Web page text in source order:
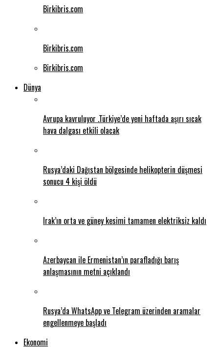
Birkibris.com
Birkibris.com
Birkibris.com
Dünya
Avrupa kavruluyor .Türkiye’de yeni haftada aşırı sıcak
hava dalgası etkili olacak
Rusya’daki Dağıstan bölgesinde helikopterin düşmesi
sonucu 4 kişi öldü
Irak’ın orta ve güney kesimi tamamen elektriksiz kaldı
Azerbaycan ile Ermenistan’ın parafladığı barış
anlaşmasının metni açıklandı
Rusya’da WhatsApp ve Telegram üzerinden aramalar
engellenmeye başladı
Ekonomi